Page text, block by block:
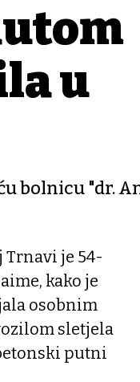
u
bolnicu "dr.
Trnavi je 54-
kako je
osobnim
sletjela
putni